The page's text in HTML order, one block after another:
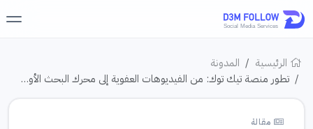
الرئيسية
المدونة
تطور منصة تيك توك: من الفيديوهات العفوية إلى محرك البحث الأو…
مقالة